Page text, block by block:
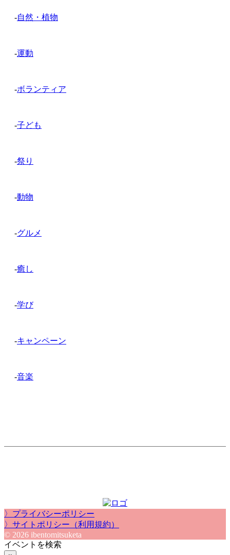
-自然・植物
-運動
-ボランティア
-子ども
-祭り
-動物
-グルメ
-癒し
-学び
-キャンペーン
-音楽
〉プライバシーポリシー
〉サイトポリシー（利用規約）
© 2026 ibentomitsuketa
イベントを検索